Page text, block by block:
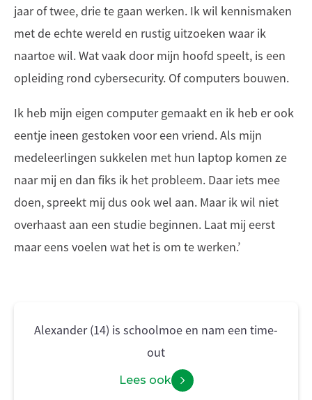
jaar of twee, drie te gaan werken. Ik wil kennismaken
met de echte wereld en rustig uitzoeken waar ik
naartoe wil. Wat vaak door mijn hoofd speelt, is een
opleiding rond cybersecurity. Of computers bouwen.
Ik heb mijn eigen computer gemaakt en ik heb er ook
eentje ineen gestoken voor een vriend. Als mijn
medeleerlingen sukkelen met hun laptop komen ze
naar mij en dan fiks ik het probleem. Daar iets mee
doen, spreekt mij dus ook wel aan. Maar ik wil niet
overhaast aan een studie beginnen. Laat mij eerst
maar eens voelen wat het is om te werken.’
Alexander (14) is schoolmoe en nam een time-
out
Lees ook